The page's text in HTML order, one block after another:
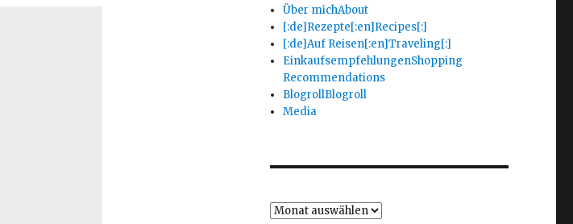
Über michAbout
[:de]Rezepte[:en]Recipes[:]
[:de]Auf Reisen[:en]Traveling[:]
EinkaufsempfehlungenShopping
Recommendations
BlogrollBlogroll
Media